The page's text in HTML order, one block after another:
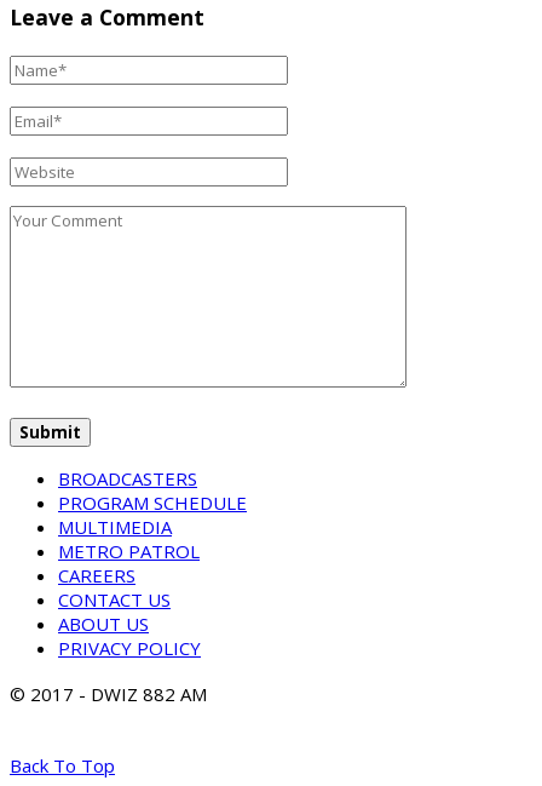
Leave a Comment
BROADCASTERS
PROGRAM SCHEDULE
MULTIMEDIA
METRO PATROL
CAREERS
CONTACT US
ABOUT US
PRIVACY POLICY
© 2017 - DWIZ 882 AM
Back To Top